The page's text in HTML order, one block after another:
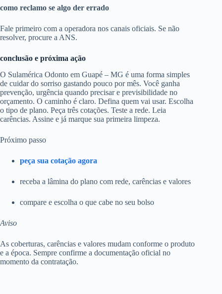
como reclamo se algo der errado
Fale primeiro com a operadora nos canais oficiais. Se não
resolver, procure a ANS.
conclusão e próxima ação
O Sulamérica Odonto em Guapé – MG é uma forma simples
de cuidar do sorriso gastando pouco por mês. Você ganha
prevenção, urgência quando precisar e previsibilidade no
orçamento. O caminho é claro. Defina quem vai usar. Escolha
o tipo de plano. Peça três cotações. Teste a rede. Leia
carências. Assine e já marque sua primeira limpeza.
Próximo passo
peça sua cotação agora
receba a lâmina do plano com rede, carências e valores
compare e escolha o que cabe no seu bolso
Aviso
As coberturas, carências e valores mudam conforme o produto
e a época. Sempre confirme a documentação oficial no
momento da contratação.